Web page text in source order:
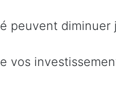
diminuer